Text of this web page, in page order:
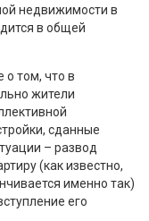
недвижимости в
в общей
о том, что в
жители
сданные
– развод
(как известно,
именно так)
его